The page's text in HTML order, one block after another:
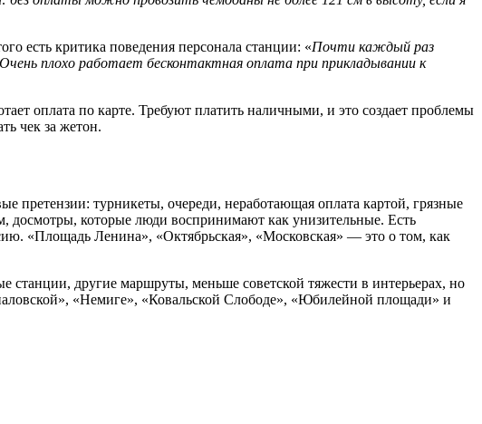
есть критика поведения персонала станции: «Почти каждый раз
Очень плохо работает бесконтактная оплата при прикладывании к
оплата по карте. Требуют платить наличными, и это создает проблемы
чек за жетон.
претензии: турникеты, очереди, неработающая оплата картой, грязные
досмотры, которые люди воспринимают как унизительные. Есть
«Площадь Ленина», «Октябрьская», «Московская» — это о том, как
станции, другие маршруты, меньше советской тяжести в интерьерах, но
«Немиге», «Ковальской Слободе», «Юбилейной площади» и